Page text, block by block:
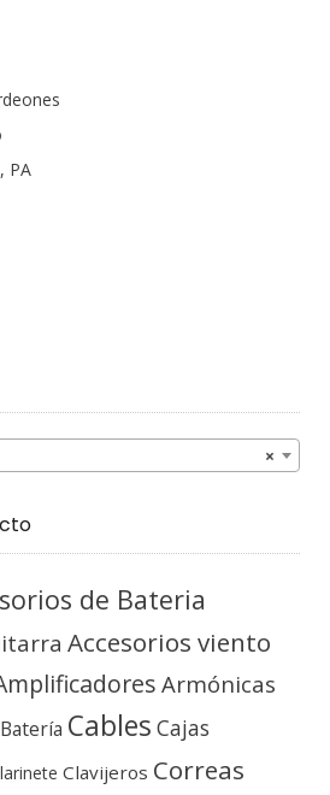
PA
×
de Bateria
Accesorios viento
Armónicas
Batería Cables Cajas
Clavijeros Correas